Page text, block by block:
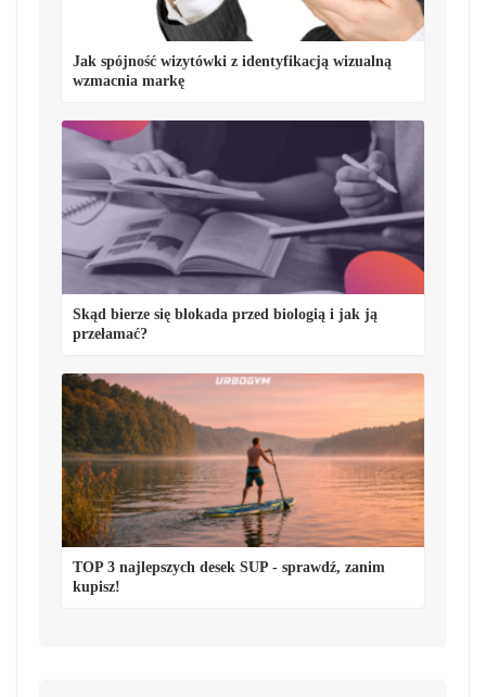
Jak spójność wizytówki z identyfikacją wizualną
wzmacnia markę
Skąd bierze się blokada przed biologią i jak ją
przełamać?
TOP 3 najlepszych desek SUP - sprawdź, zanim
kupisz!